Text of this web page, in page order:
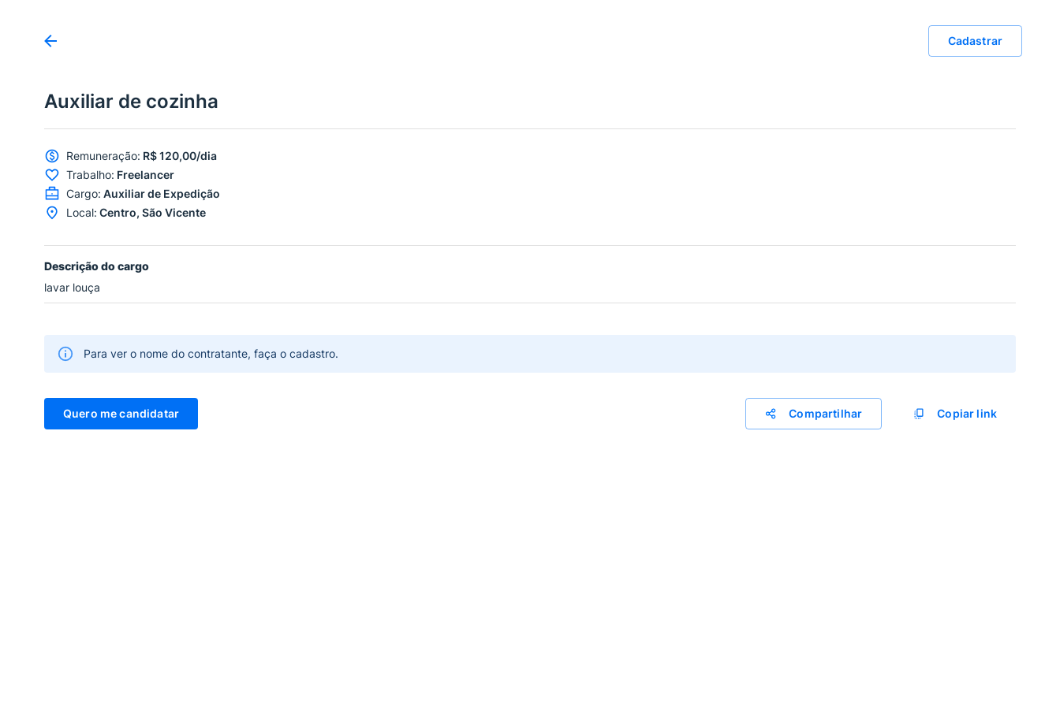
Cadastrar
Auxiliar de cozinha
Remuneração: R$ 120,00/dia
Trabalho: Freelancer
Cargo: Auxiliar de Expedição
Local: Centro, São Vicente
Descrição do cargo
lavar louça
Para ver o nome do contratante, faça o cadastro.
Quero me candidatar Compartilhar Copiar link